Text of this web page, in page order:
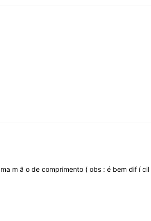
mãodecomprimento (obs :é bemdif ícil